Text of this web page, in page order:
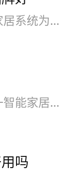
动双
居设
家居
智能家居控制系统是以智能家居系统为平台，家居电器及家电设备为主要控制对象，利用综合布线技术、网络通信技术、安全防范技术、自动控制技术、音视频技术将家居生活有关的设施进行高效集成，构建高效的住宅设施与家庭日程事务的控制管理系统，提升家居智能、安全、便利、舒适，并实现环保控制系统平台。品牌是一种承诺，它表达了企业的历史、规模、生产能力和用户口碑，好的品牌，其产品质量自然不会差到哪里，而且还拥有良好的售后服务。那么智能家居控制系统有哪些好品牌呢?这里精心为您推荐十个智能家居控制系统品牌：MI小米、ABB、海尔智家、HiLink华为、M-Smart美的、LVMI绿米、ORVIBO欧瑞博、UIOT超级智慧家、tuya涂鸦智能、三翼鸟。
智能家居系统的必备系统之一智能家居控制管理系统（smarthomecontrolsystems，简称SCS）是以住宅为平台，家居电器及家电设备为主要控制对象，利用综合布线技术、网络通信技术、安全防范技术、自动控制技术、音视频技术将家居生活有关的设施进行高效集成，构建高效的住宅设施与家庭日程事务的控制管理系统，提升家居智能、安全、便利、舒适，并实现环保节能的综合智能家居网络控制系统平台。
吗